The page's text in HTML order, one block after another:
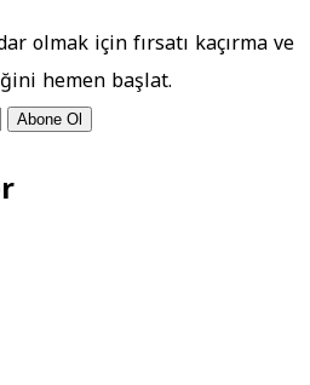
olmak için fırsatı kaçırma ve
hemen başlat.
Abone Ol